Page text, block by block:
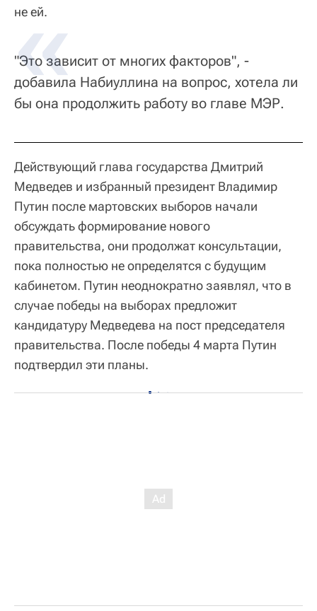
не ей.
"Это зависит от многих факторов", -
добавила Набиуллина на вопрос, хотела ли
бы она продолжить работу во главе МЭР.
Действующий глава государства Дмитрий
Медведев и избранный президент Владимир
Путин после мартовских выборов начали
обсуждать формирование нового
правительства, они продолжат консультации,
пока полностью не определятся с будущим
кабинетом. Путин неоднократно заявлял, что в
случае победы на выборах предложит
кандидатуру Медведева на пост председателя
правительства. После победы 4 марта Путин
подтвердил эти планы.